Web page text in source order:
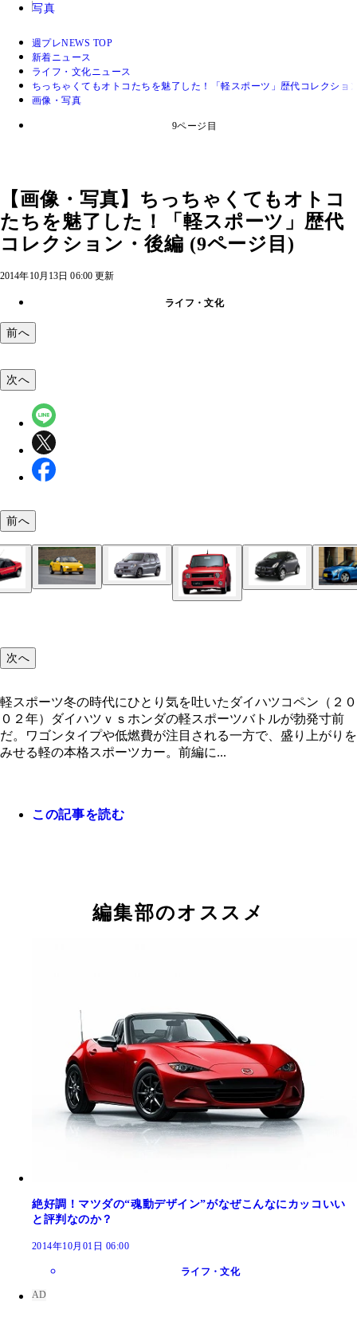
写真
週プレNEWS TOP
新着ニュース
ライフ・文化ニュース
ちっちゃくてもオトコたちを魅了した！「軽スポーツ」歴代コレクショ
画像・写真
9ページ目
【画像・写真】ちっちゃくてもオトコ
たちを魅了した！「軽スポーツ」歴代
コレクション・後編 (9ページ目)
2014年10月13日 06:00 更新
ライフ・文化
前へ
９１年 スズキ カプチーノ
９３年 スバル ヴィヴィオ Ｔ－ｔｏｐ
９１年 ホンダ ビート
０２年 スズキ Ｋｅｉワークス
次へ
前へ
次へ
軽スポーツ冬の時代にひとり気を吐いたダイハツコペン（２０
０２年）ダイハツｖｓホンダの軽スポーツバトルが勃発寸前
だ。ワゴンタイプや低燃費が注目される一方で、盛り上がりを
みせる軽の本格スポーツカー。前編に...
この記事を読む
編集部のオススメ
絶好調！マツダの“魂動デザイン”がなぜこんなにカッコいい
と評判なのか？
2014年10月01日 06:00
ライフ・文化